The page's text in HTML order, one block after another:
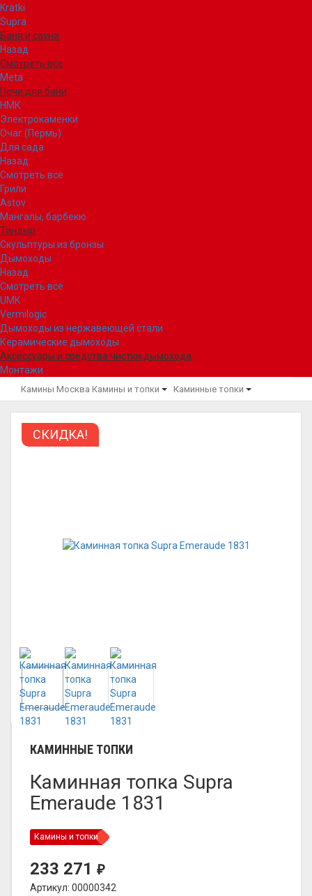
Kratki
Supra
Баня и сауна
Назад
Смотреть все
Meta
Печи для бани
НМК
Электрокаменки
Очаг (Пермь)
Для сада
Назад
Смотреть все
Грили
Astov
Мангалы, барбекю
Тандыр
Скульптуры из бронзы
Дымоходы
Назад
Смотреть все
UMK
Vermilogic
Дымоходы из нержавеющей стали
Керамические дымоходы
Аксессуары и средства чистки дымохода
Монтажи
Камины Москва Камины и топки Каминные топки
СКИДКА!
КАМИННЫЕ ТОПКИ
Каминная топка Supra
Emeraude 1831
Камины и топки
233 271 ₽
Артикул: 00000342